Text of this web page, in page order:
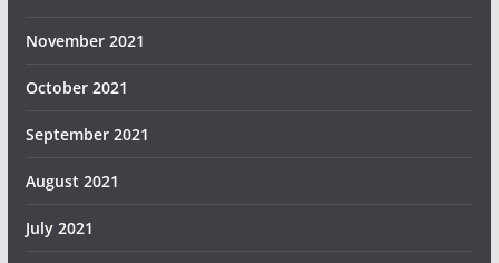
November 2021
October 2021
September 2021
August 2021
July 2021